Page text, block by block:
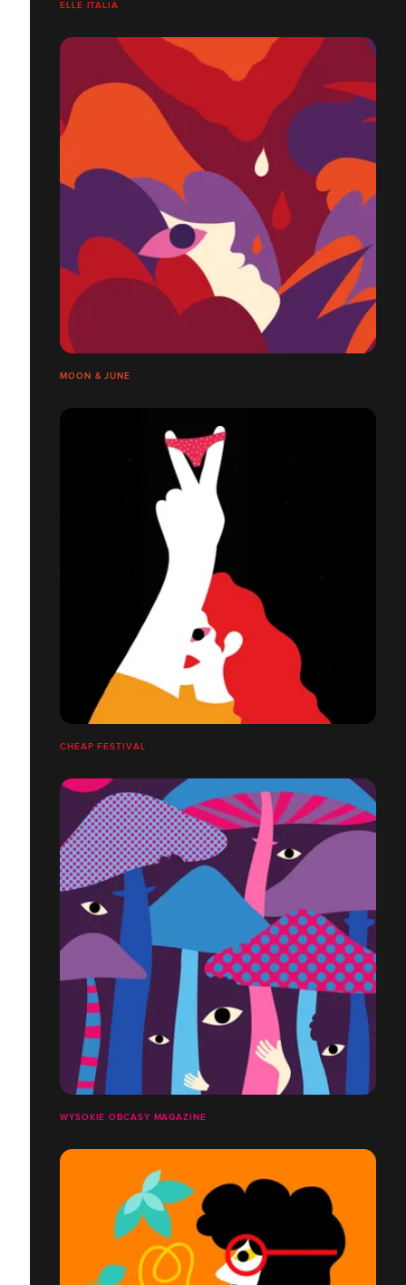
ELLE ITALIA
MOON & JUNE
CHEAP FESTIVAL
WYSOKIE OBCASY MAGAZINE